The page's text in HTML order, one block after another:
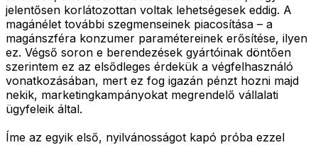
jelentősen korlátozottan voltak lehetségesek eddig. A
magánélet további szegmenseinek piacosítása – a
magánszféra konzumer paramétereinek erősítése, ilyen
ez. Végső soron e berendezések gyártóinak döntően
szerintem ez az elsődleges érdekük a végfelhasználó
vonatkozásában, mert ez fog igazán pénzt hozni majd
nekik, marketingkampányokat megrendelő vállalati
ügyfeleik által.
Íme az egyik első, nyilvánosságot kapó próba ezzel